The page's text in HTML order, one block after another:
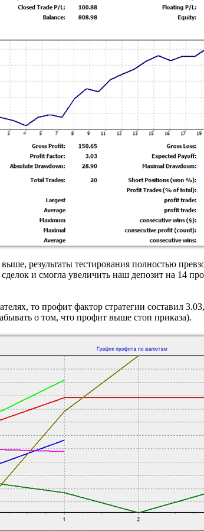
результаты тестирования полностью
и смогла увеличить наш депозит на 14
то профит фактор стратегии составил
о том, что профит выше стоп приказа).